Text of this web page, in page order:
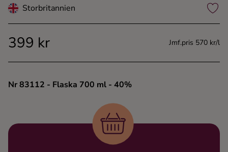
Tequila
Storbritannien
399 kr Jmf.pris 570 kr/l
Nr 83112 - Flaska 700 ml - 40%